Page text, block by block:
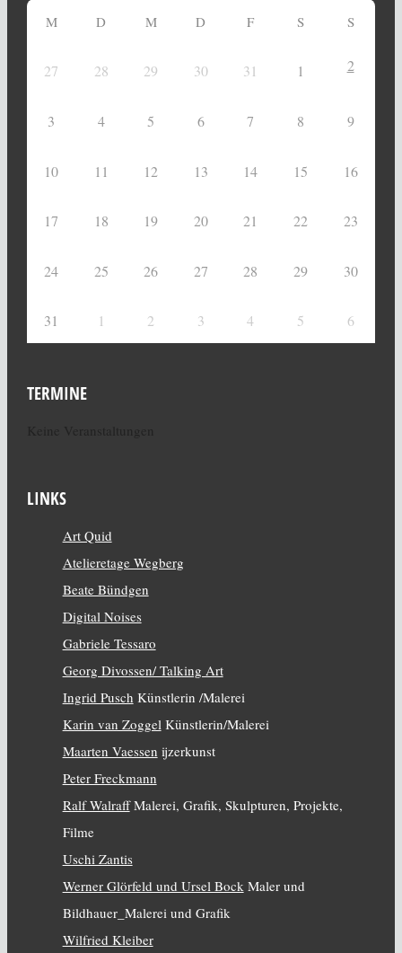
M D M D F S S
27 28 29 30 31 1 2
3 4 5 6 7 8 9
10 11 12 13 14 15 16
17 18 19 20 21 22 23
24 25 26 27 28 29 30
31 1 2 3 4 5 6
TERMINE
LINKS
Art Quid
Atelieretage Wegberg
Beate Bündgen
Digital Noises
Gabriele Tessaro
Georg Divossen/ Talking Art
Ingrid Pusch Künstlerin /Malerei
Karin van Zoggel Künstlerin/Malerei
Maarten Vaessen ijzerkunst
Peter Freckmann
Ralf WalraffMalerei, Grafik, Skulpturen, Projekte,
Filme
Uschi Zantis
Werner Glörfeld und Ursel Bock Maler und
Bildhauer_Malerei und Grafik
Wilfried Kleiber